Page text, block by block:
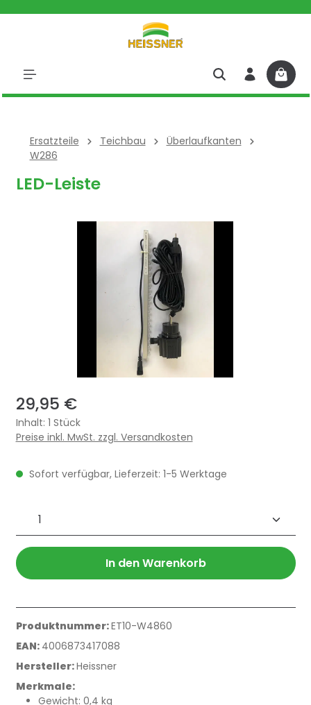
Ersatzteile Teichbau
Überlaufkanten
W286
LED-Leiste
29,95 €
Inhalt: 1 Stück
Preise inkl. MwSt. zzgl. Versandkosten
Sofort verfügbar, Lieferzeit: 1-5 Werktage
Produkt Anzahl: Gib den
In den Warenkorb
Produktnummer:ET10-W4860
EAN: 4006873417088
Hersteller:Heissner
Merkmale:
Gewicht: 0,4 kg